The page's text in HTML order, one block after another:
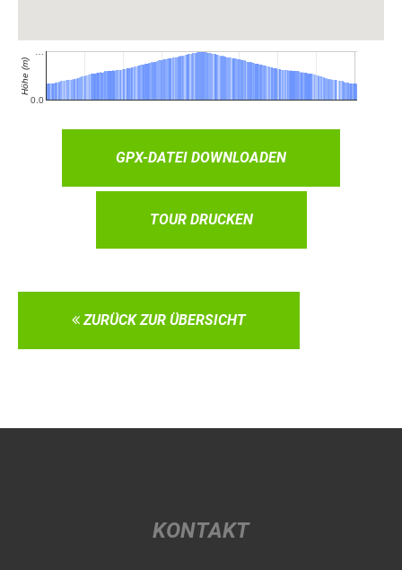
GPX-DATEI DOWNLOADEN
TOUR DRUCKEN
ZURÜCK ZUR ÜBERSICHT
KONTAKT